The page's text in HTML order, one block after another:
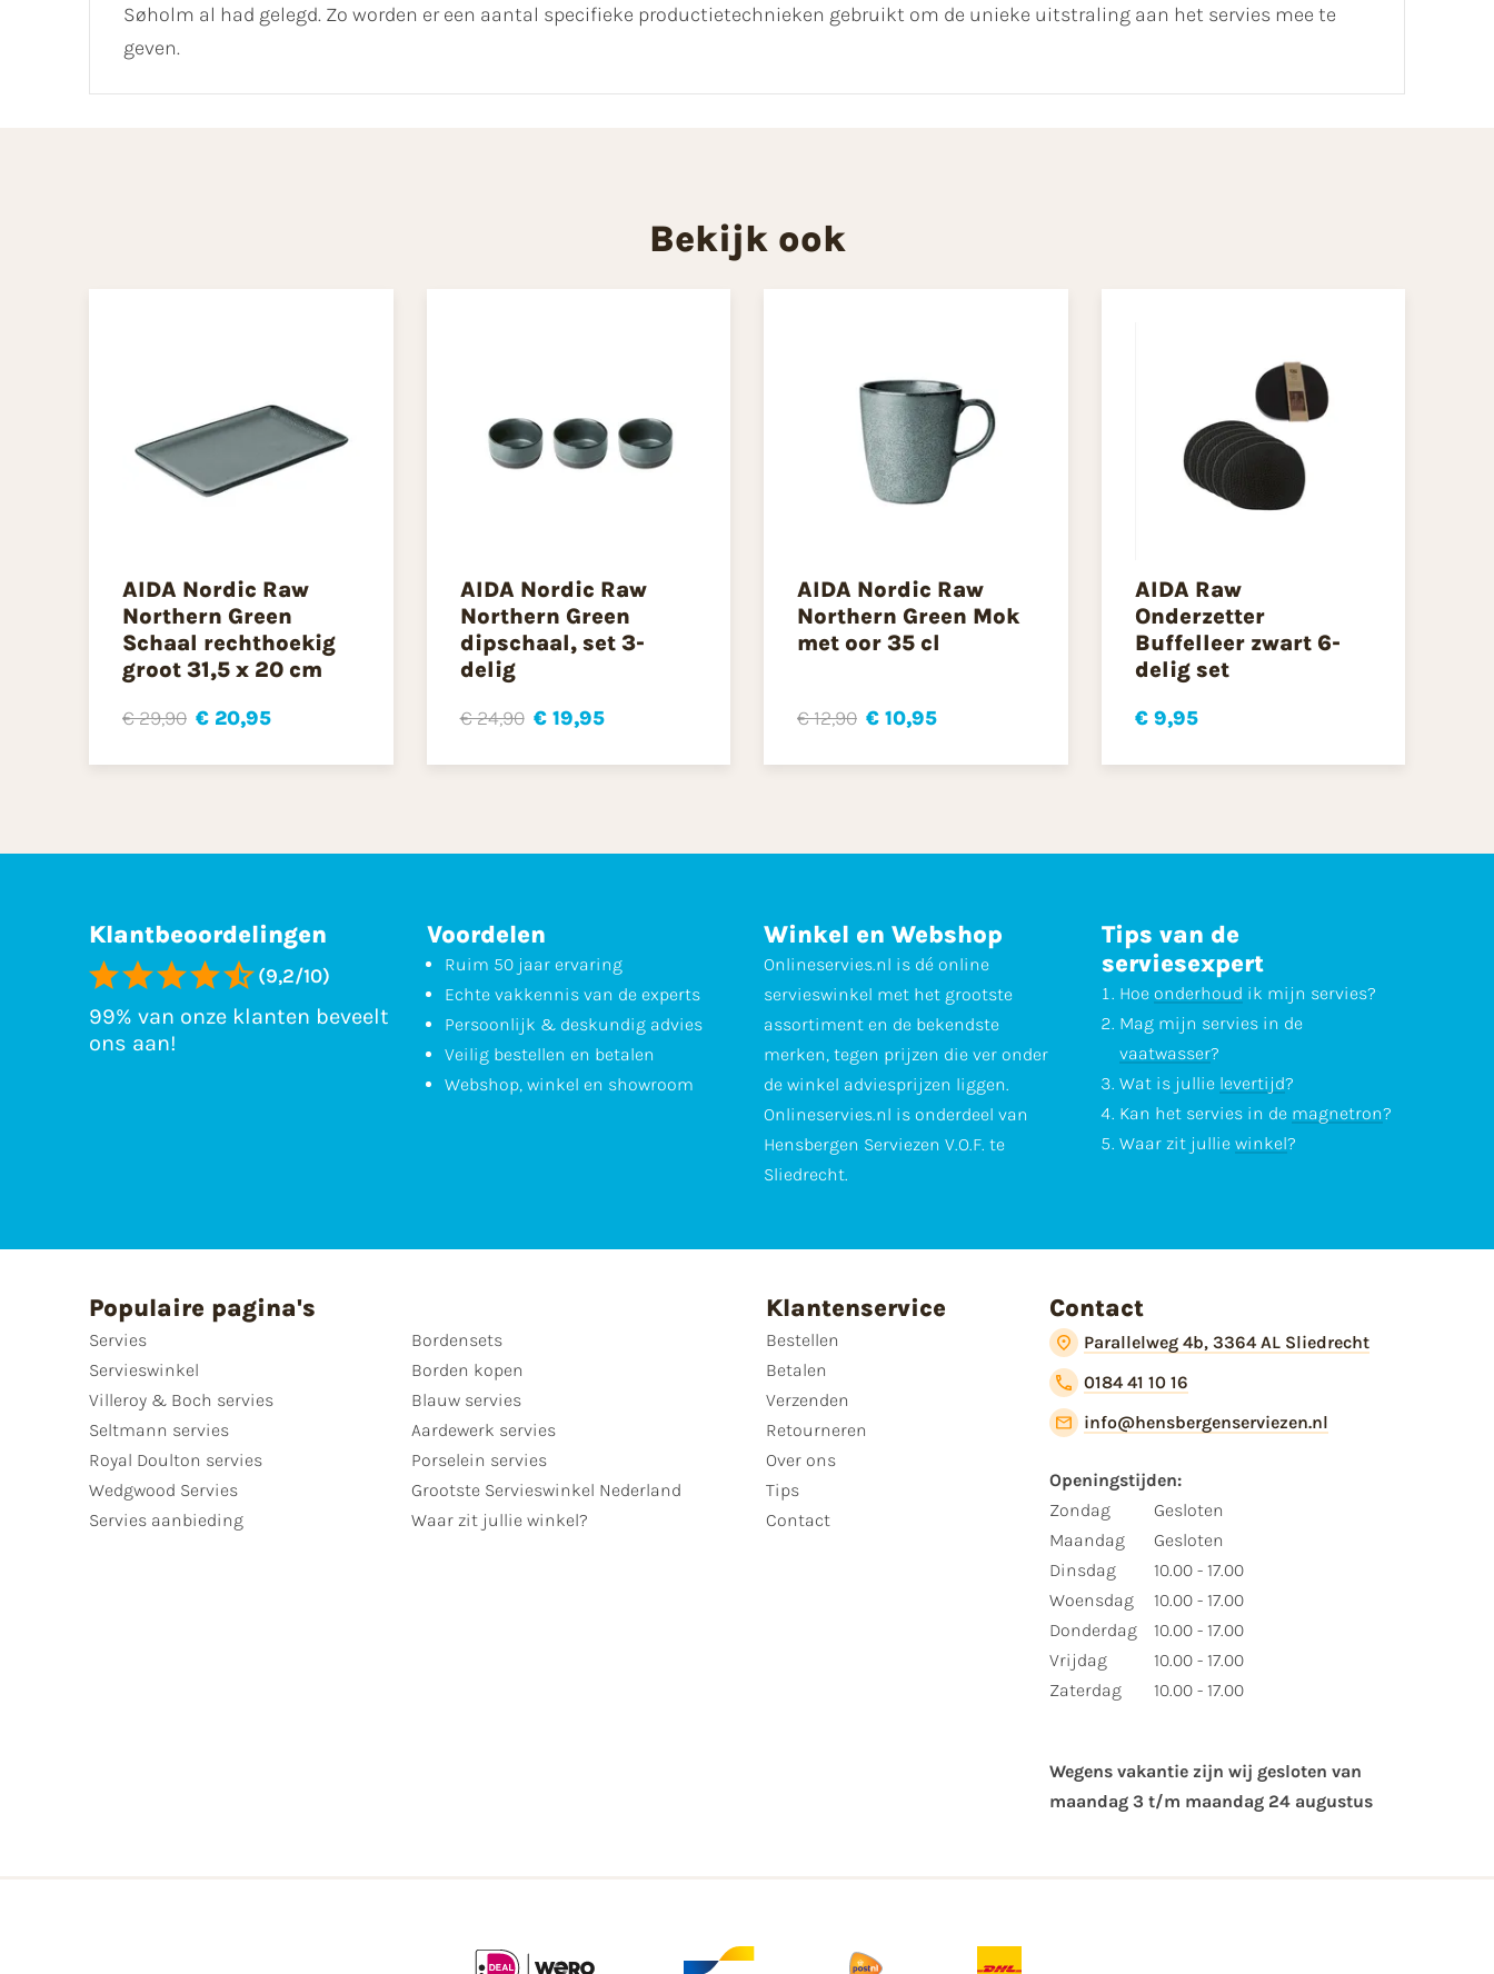
Søholm al had gelegd. Zo worden er een aantal specifieke productietechnieken gebruikt om de unieke uitstraling aan het servies mee te
geven.
Bekijk ook
AIDA Nordic Raw
Northern Green
Schaal rechthoekig
groot 31,5 x 20 cm
€ 29,90 € 20,95
AIDA Nordic Raw
Northern Green
dipschaal, set 3-
delig
€ 24,90 € 19,95
AIDA Nordic Raw
Northern Green Mok
met oor 35 cl
€ 12,90 € 10,95
AIDA Raw
Onderzetter
Buffelleer zwart 6-
delig set
€ 9,95
Klantbeoordelingen
(9,2/10)
99% van onze klanten beveelt
ons aan!
Voordelen
Ruim 50 jaar ervaring
Echte vakkennis van de experts
Persoonlijk & deskundig advies
Veilig bestellen en betalen
Webshop, winkel en showroom
Winkel en Webshop
Onlineservies.nl is dé online
servieswinkel met het grootste
assortiment en de bekendste
merken, tegen prijzen die ver onder
de winkel adviesprijzen liggen.
Onlineservies.nl is onderdeel van
Hensbergen Serviezen V.O.F. te
Sliedrecht.
Tips van de
serviesexpert
Hoe onderhoud ik mijn servies?
Mag mijn servies in de
vaatwasser?
Wat is jullie levertijd?
Kan het servies in de magnetron?
Waar zit jullie winkel?
Populaire pagina's
Servies
Servieswinkel
Villeroy & Boch servies
Seltmann servies
Royal Doulton servies
Wedgwood Servies
Servies aanbieding
Bordensets
Borden kopen
Blauw servies
Aardewerk servies
Porselein servies
Grootste Servieswinkel Nederland
Waar zit jullie winkel?
Klantenservice
Bestellen
Betalen
Verzenden
Retourneren
Over ons
Tips
Contact
Contact
Parallelweg 4b, 3364 AL Sliedrecht
0184 41 10 16
info@hensbergenserviezen.nl
Openingstijden:
Zondag
Maandag
Dinsdag
Woensdag
Donderdag
Vrijdag
Zaterdag
Gesloten
Gesloten
10.00 - 17.00
10.00 - 17.00
10.00 - 17.00
10.00 - 17.00
10.00 - 17.00
Wegens vakantie zijn wij gesloten van ​
maandag 3 t/m maandag 24 augustus